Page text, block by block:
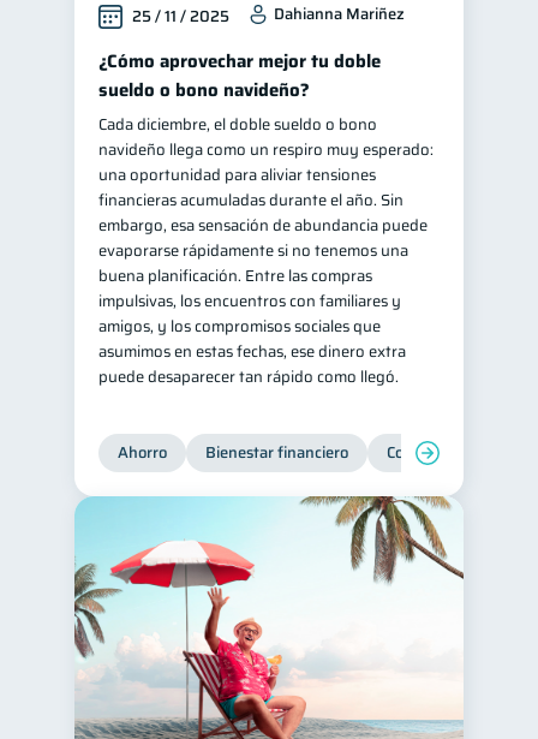
25 / 11 / 2025 Dahianna Mariñez
¿Cómo aprovechar mejor tu doble
sueldo o bono navideño?
Cada diciembre, el doble sueldo o bono
navideño llega como un respiro muy esperado:
una oportunidad para aliviar tensiones
financieras acumuladas durante el año. Sin
embargo, esa sensación de abundancia puede
evaporarse rápidamente si no tenemos una
buena planificación. Entre las compras
impulsivas, los encuentros con familiares y
amigos, y los compromisos sociales que
asumimos en estas fechas, ese dinero extra
puede desaparecer tan rápido como llegó.
Ahorro Bienestar financiero Consejos